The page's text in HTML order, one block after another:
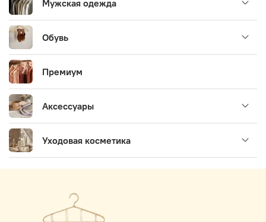
Мужская одежда
Обувь
Премиум
Аксессуары
Уходовая косметика